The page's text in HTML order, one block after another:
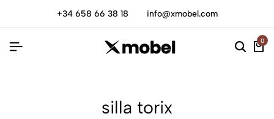
+34 658 66 38 18 info@xmobel.com
0
silla torix